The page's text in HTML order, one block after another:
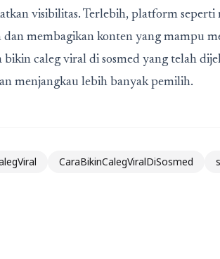
visibilitas. Terlebih, platform
membagikan konten yang mampu
caleg viral di sosmed yang telah
menjangkau lebih banyak pemilih.
CaraBikinCalegViralDiSosmed